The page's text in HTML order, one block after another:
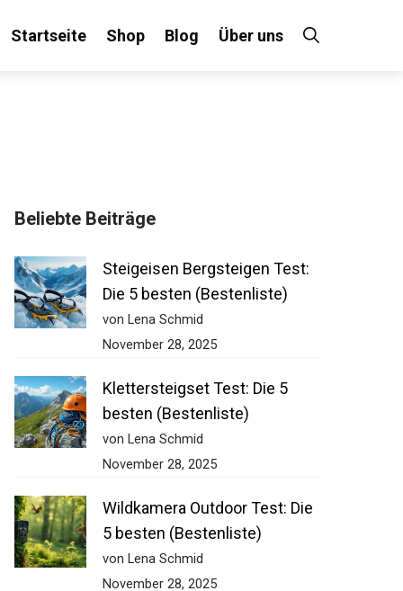
Startseite Shop Blog Über uns
Beliebte Beiträge
Steigeisen Bergsteigen Test:
Die 5 besten (Bestenliste)
von Lena Schmid
November 28, 2025
Klettersteigset Test: Die 5
besten (Bestenliste)
von Lena Schmid
November 28, 2025
Wildkamera Outdoor Test: Die
5 besten (Bestenliste)
von Lena Schmid
November 28, 2025